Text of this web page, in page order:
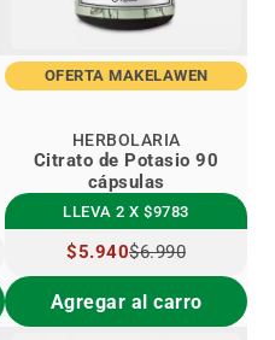
OFERTA MAKELAWEN
Citrato de Potasio 90
cápsulas
HERBOLARIA
LLEVA 2 X $9783
PRECIO
ESPECIAL
$5.940$6.990
Agregar al carro